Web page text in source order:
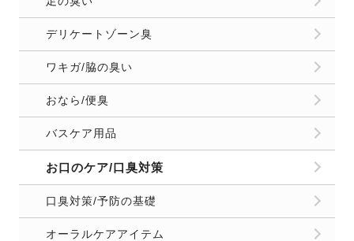
デリケートゾーン臭
ワキガ/脇の臭い
おなら/便臭
バスケア用品
お口のケア/口臭対策
口臭対策/予防の基礎
オーラルケアアイテム